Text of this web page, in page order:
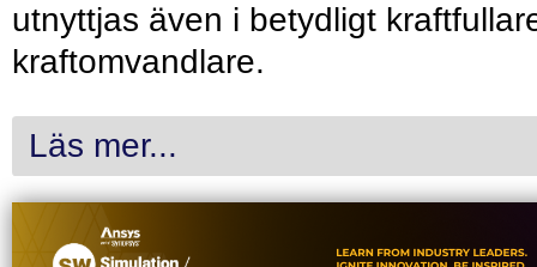
utnyttjas även i betydligt
kraftomvandlare.
Läs mer...